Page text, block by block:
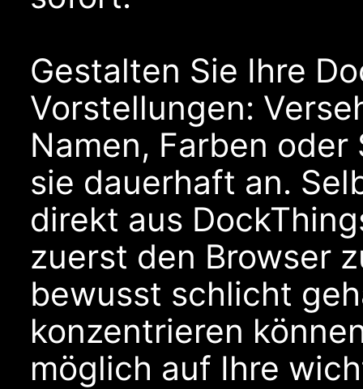
Gestalten Sie Ihre
Vorstellungen:
Namen, Farben
sie dauerhaft an.
direkt aus
zuerst den Browser
bewusst schlicht
konzentrieren
möglich auf Ihre